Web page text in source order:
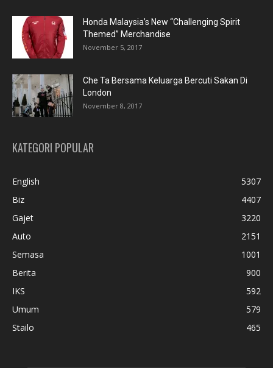
Honda Malaysia’s New “Challenging Spirit
Themed” Merchandise
November 5, 2017
Che Ta Bersama Keluarga Bercuti Sakan Di
London
November 8, 2017
KATEGORI POPULAR
English
5307
Biz
4407
Gajet
3220
Auto
2151
Semasa
1001
Berita
900
IKS
592
Umum
579
Stailo
465